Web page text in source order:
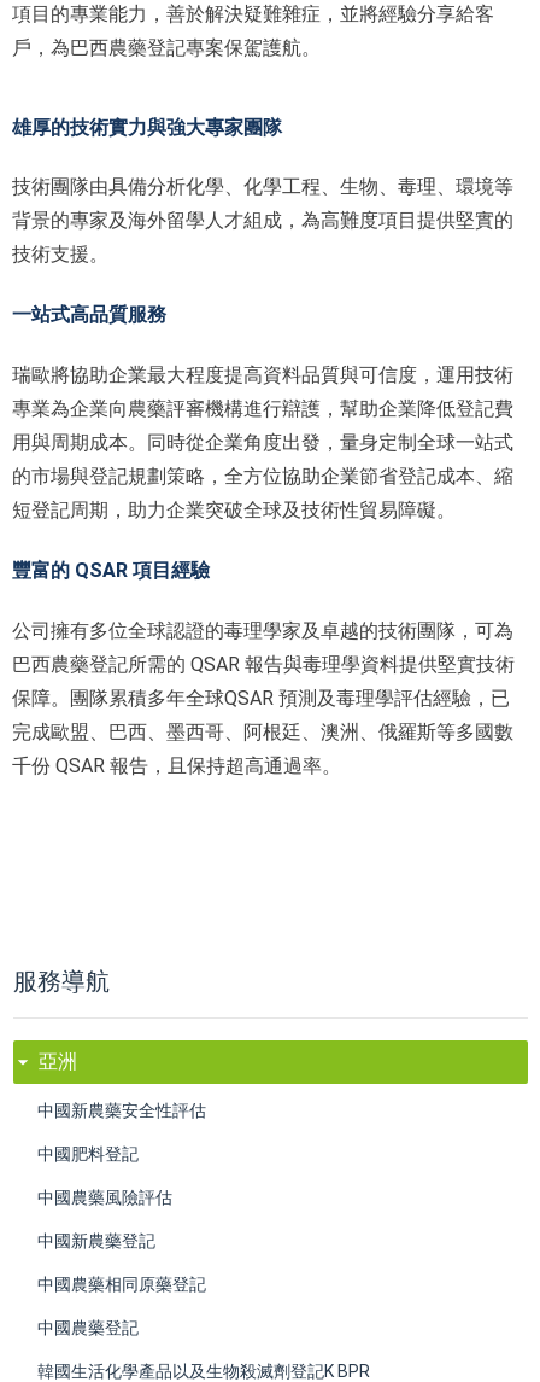
項目的專業能力，善於解決疑難雜症，並將經驗分享給客
戶，為巴西農藥登記專案保駕護航。
雄厚的技術實力與強大專家團隊
技術團隊由具備分析化學、化學工程、生物、毒理、環境等
背景的專家及海外留學人才組成，為高難度項目提供堅實的
技術支援。
一站式高品質服務
瑞歐將協助企業最大程度提高資料品質與可信度，運用技術
專業為企業向農藥評審機構進行辯護，幫助企業降低登記費
用與周期成本。同時從企業角度出發，量身定制全球一站式
的市場與登記規劃策略，全方位協助企業節省登記成本、縮
短登記周期，助力企業突破全球及技術性貿易障礙。
豐富的 QSAR 項目經驗
公司擁有多位全球認證的毒理學家及卓越的技術團隊，可為
巴西農藥登記所需的 QSAR 報告與毒理學資料提供堅實技術
保障。團隊累積多年全球QSAR 預測及毒理學評估經驗，已
完成歐盟、巴西、墨西哥、阿根廷、澳洲、俄羅斯等多國數
千份 QSAR 報告，且保持超高通過率。
服務導航
亞洲
中國新農藥安全性評估
中國肥料登記
中國農藥風險評估
中國新農藥登記
中國農藥相同原藥登記
中國農藥登記
韓國生活化學產品以及生物殺滅劑登記K BPR